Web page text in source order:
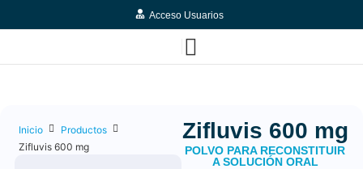
Acceso Usuarios
Inicio
Productos
Zifluvis 600 mg
Zifluvis 600 mg
POLVO PARA RECONSTITUIR
A SOLUCIÓN ORAL